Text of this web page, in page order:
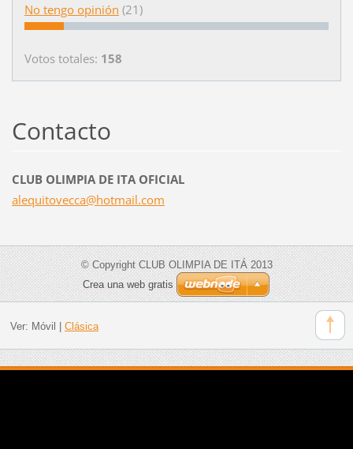
No tengo opinión (21)
Votos totales: 158
Contacto
CLUB OLIMPIA DE ITA OFICIAL
alequitovecca@hotmail.com
© Copyright CLUB OLIMPIA DE ITÁ 2013
Crea una web gratis
Ver: Móvil Clásica